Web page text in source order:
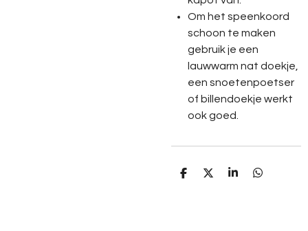
Om het speenkoord
schoon te maken
gebruik je een
lauwwarm nat doekje,
een snoetenpoetser
of billendoekje werkt
ook goed.
D
D
S
D